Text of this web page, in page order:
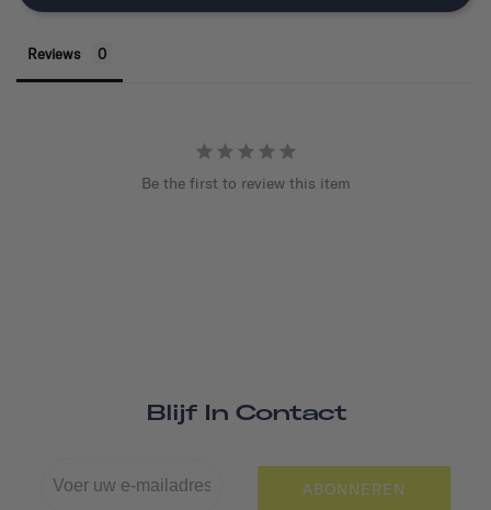
Reviews
Be the first to review this item
Blijf In Contact
ABONNEREN